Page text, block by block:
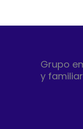
Grupo
y